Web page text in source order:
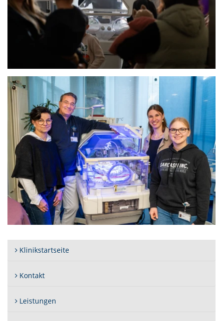
Klinikstartseite
Kontakt
Leistungen